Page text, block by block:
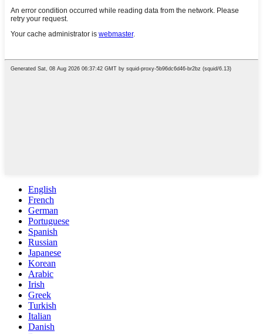
English
French
German
Portuguese
Spanish
Russian
Japanese
Korean
Arabic
Irish
Greek
Turkish
Italian
Danish